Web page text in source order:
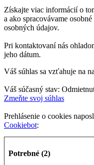
Získajte viac informácií o
a ako spracovávame
osobných údajov.
Pri kontaktovaní nás
jeho dátum.
Váš súhlas sa vzťahuje na
Váš súčasný stav:
Zmeňte svoj ​​súhlas
Prehlásenie o cookies
Cookiebot:
Potrebné (2)